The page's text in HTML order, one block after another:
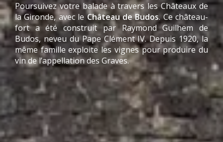
Poursuivez votre balade à travers les Châteaux de
la Gironde, avec leChâteau de Budos. Ce château-
fort a été construit par Raymond Guilhem de
Budos, neveu du Pape Clément IV. Depuis 1920, la
même famille exploite les vignes pour produire du
vin de l’appellation des Graves.